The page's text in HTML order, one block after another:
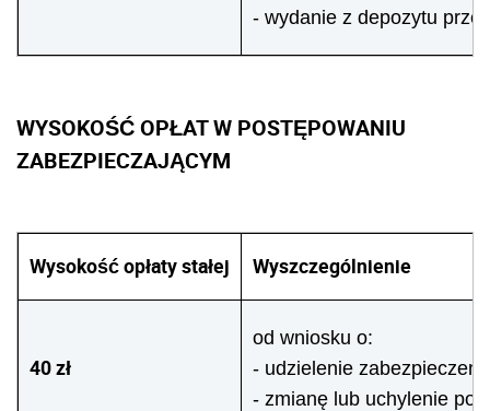
- wydanie z depozytu
WYSOKOŚĆ OPŁAT W POSTĘPOWANIU
ZABEZPIECZAJĄCYM
Wysokość opłaty stałej Wyszczególnienie
40 zł
od wniosku o:
- udzielenie
- zmianę lub uchylenie